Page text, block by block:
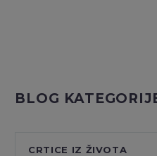
BLOG
CRTICE IZ ŽIVOTA